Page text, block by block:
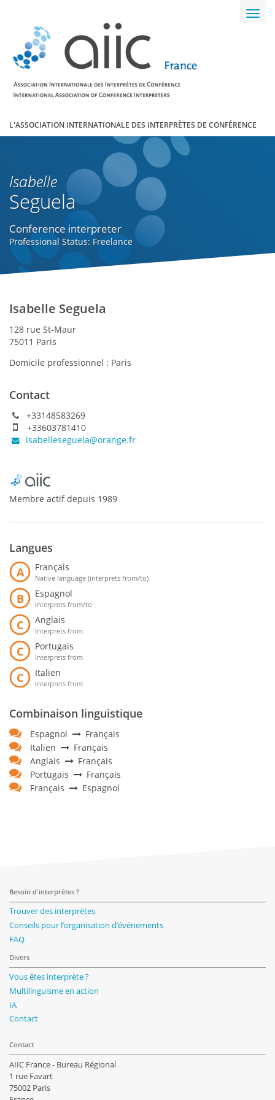
L'ASSOCIATION INTERNATIONALE DES INTERPRÈTES DE CONFÉRENCE
Isabelle
Seguela
Conference interpreter
Professional Status: Freelance
Isabelle Seguela
128 rue St-Maur
75011 Paris
Domicile professionnel : Paris
Contact
+33148583269
+33603781410
isabelleseguela@orange.fr
Membre actifdepuis 1989
Langues
A Français
Native language (interprets from/to)
B Espagnol
Interprets from/to
C Anglais
Interprets from
C Portugais
Interprets from
C Italien
Interprets from
Combinaison linguistique
Espagnol
Français
Italien
Français
Anglais
Français
Portugais
Français
Français
Espagnol
Besoin d'interprètes ?
Trouver des interprètes
Conseils pour l’organisation d’événements
FAQ
Divers
Vous êtes interprète ?
Multilinguisme en action
IA
Contact
Contact
AIIC France - Bureau Régional
1 rue Favart
75002 Paris